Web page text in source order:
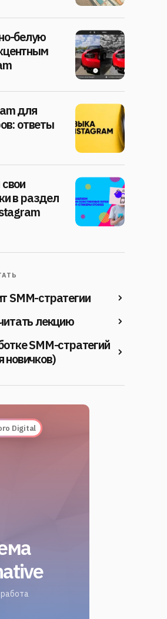
белую
для
ответы
в раздел
SMM-стратегии
лекцию
SMM-стратегий
новичков)
Digital